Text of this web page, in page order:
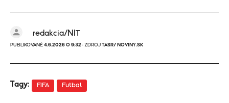
redakcia/NIT
PUBLIKOVANÉ 4.6.2026 O 9:32 · ZDROJ TASR/ NOVINY.SK
Tagy: FIFA Futbal